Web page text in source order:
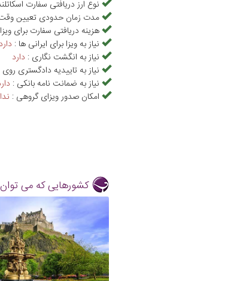
نوع ارز دریافتی سفارت
مدت زمان حدودی تعیین وقت
هزینه دریافتی سفارت برای
نیاز به ویزا برای ایرانی ها : دارد
نیاز به انگشت نگاری : دارد
نیاز به تاییدیه دادگستری
نیاز به ضمانت نامه بانکی :
امکان صدور ویزای گروهی :
کشورهایی که می توان